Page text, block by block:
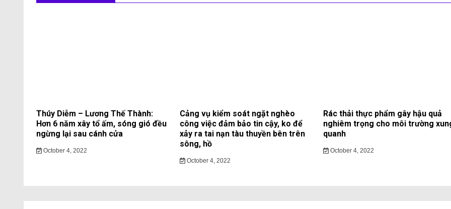
Thúy Diễm – Lương Thế Thành:
Hơn 6 năm xây tổ ấm, sóng gió đều
ngừng lại sau cánh cửa
October 4, 2022
Cảng vụ kiểm soát ngặt nghèo
công việc đảm bảo tin cậy, ko để
xảy ra tai nạn tàu thuyền bên trên
sông, hồ
October 4, 2022
Rác thải thực phẩm gây hậu quả
nghiêm trọng cho môi trường
quanh
October 4, 2022